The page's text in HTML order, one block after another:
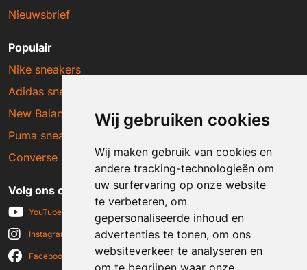
Wij gebruiken cookies
Wij maken gebruik van cookies en
andere tracking-technologieën om
uw surfervaring op onze website
te verbeteren, om
gepersonaliseerde inhoud en
advertenties te tonen, om ons
websiteverkeer te analyseren en
om te begrijpen waar onze
Nieuwsbrief
Populair
Nike sneakers
Adidas sneakers
New Balance sneakers
Puma sneakers
Converse sneakers
Volg ons op social media
YouTube
Instagram
Facebook